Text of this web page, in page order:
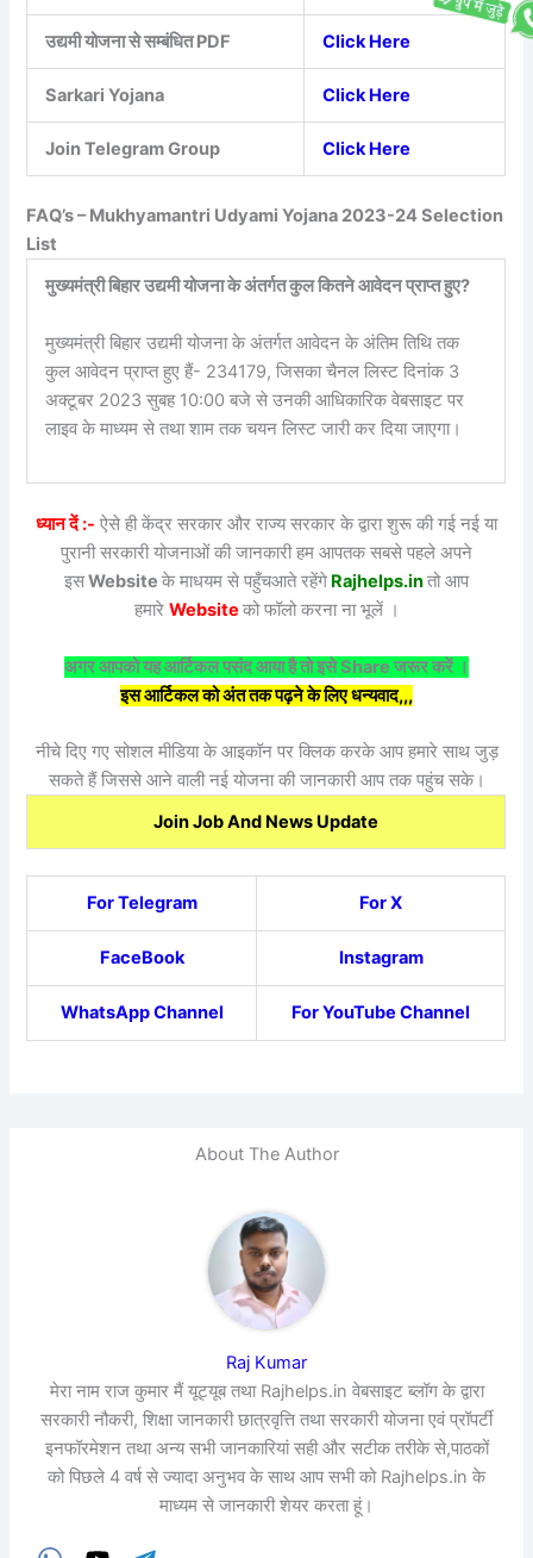
उद्यमी योजना से सम्बंधित PDF Click Here
Sarkari Yojana Click Here
Join Telegram Group Click Here
FAQ’s – Mukhyamantri Udyami Yojana 2023-24 Selection
List
मुख्यमंत्री बिहार उद्यमी योजना के अंतर्गत कुल कितने आवेदन प्राप्त हुए?
मुख्यमंत्री बिहार उद्यमी योजना के अंतर्गत आवेदन के अंतिम तिथि तक
कुल आवेदन प्राप्त हुए हैं- 234179, जिसका चैनल लिस्ट दिनांक 3
अक्टूबर 2023 सुबह 10:00 बजे से उनकी आधिकारिक वेबसाइट पर
लाइव के माध्यम से तथा शाम तक चयन लिस्ट जारी कर दिया जाएगा।
ध्यान दें :- ऐसे ही केंद्र सरकार और राज्य सरकार के द्वारा शुरू की गई नई या
पुरानी सरकारी योजनाओं की जानकारी हम आपतक सबसे पहले अपने
इसWebsite के माधयम से पहुँचआते रहेंगे Rajhelps.inतो आप
हमारे Website को फॉलो करना ना भूलें ।
अगर आपको यह आर्टिकल पसंद आया है तो इसे Share जरूर करें ।
इस आर्टिकल को अंत तक पढ़ने के लिए धन्यवाद,,,
नीचे दिए गए सोशल मीडिया के आइकॉन पर क्लिक करके आप हमारे साथ जुड़
सकते हैं जिससे आने वाली नई योजना की जानकारी आप तक पहुंच सके।
Join Job And News Update
For Telegram For X
FaceBook Instagram
WhatsApp Channel For YouTube Channel
About The Author
Raj Kumar
मेरा नाम राज कुमार मैं यूट्यूब तथा Rajhelps.in वेबसाइट ब्लॉग के द्वारा
सरकारी नौकरी, शिक्षा जानकारी छात्रवृत्ति तथा सरकारी योजना एवं प्रॉपर्टी
इनफॉरमेशन तथा अन्य सभी जानकारियां सही और सटीक तरीके से,पाठकों
को पिछले 4 वर्ष से ज्यादा अनुभव के साथ आप सभी को Rajhelps.in के
माध्यम से जानकारी शेयर करता हूं।